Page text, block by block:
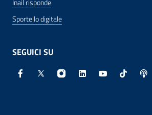
Inail risponde
Sportello digitale
SEGUICI SU
Facebook - Sito esterno -
X - Sito esterno - Apertura
Instagram - Sito
Linkedin - Sito
Youtube -